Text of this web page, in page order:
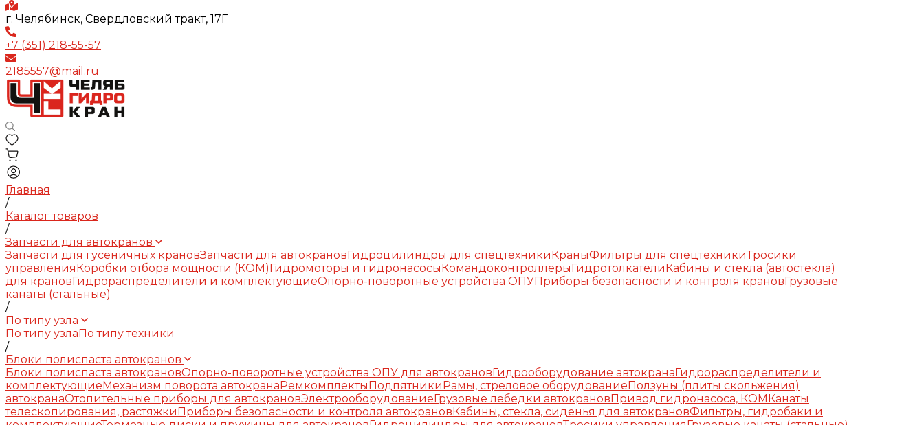
г. Челябинск, Свердловский тракт, 17Г
+7 (351) 218-55-57
2185557@mail.ru
Главная
/
Каталог товаров
/
Запчасти для автокранов
Запчасти для гусеничных крановЗапчасти для автокрановГидроцилиндры для спецтехникиКраныФильтры для спецтехникиТросики
управленияКоробки отбора мощности (КОМ)Гидромоторы и гидронасосыКомандоконтроллерыГидротолкателиКабины и стекла (автостекла)
для крановГидрораспределители и комплектующиеОпорно-поворотные устройства ОПУПриборы безопасности и контроля крановГрузовые
канаты (стальные)
/
По типу узла
По типу узлаПо типу техники
/
Блоки полиспаста автокранов
Блоки полиспаста автокрановОпорно-поворотные устройства ОПУ для автокрановГидрооборудование автокранаГидрораспределители и
комплектующиеМеханизм поворота автокранаРемкомплектыПодпятникиРамы, стреловое оборудованиеПолзуны (плиты скольжения)
автокранаОтопительные приборы для автокрановЭлектрооборудованиеГрузовые лебедки автокрановПривод гидронасоса, КОМКанаты
телескопирования, растяжкиПриборы безопасности и контроля автокрановКабины, стекла, сиденья для автокрановФильтры, гидробаки и